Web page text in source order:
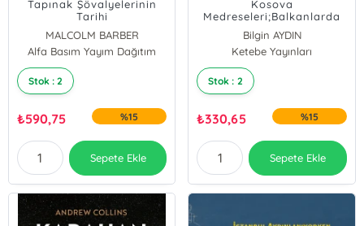
Tapınak Şövalyelerinin
Tarihi
MALCOLM BARBER
Alfa Basım Yayım Dağıtım
Stok : 2
₺590,75 %15
Sepete Ekle
Kosova
Medreseleri;Balkanlarda
Osmanlı Medreseleri - 5
Bilgin AYDIN
Rıfat Günalan
Ketebe Yayınları
Stok : 2
₺330,65 %15
Sepete Ekle